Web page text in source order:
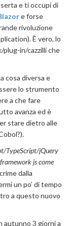
e ti occupi di
e forse
rivoluzione
È vero, lo
plug-in/cazzilli che
cosa diversa e
lo strumento
a che fare
avanza ed è
stare dietro alle
TypeScript/jQuery
js come
dalla
un po’ di tempo
a questo nuovo
autunno 3 giorni a